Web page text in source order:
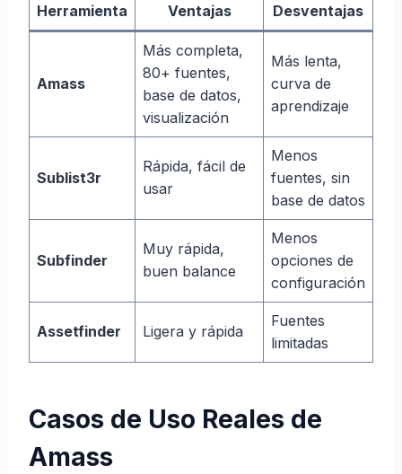
Herramienta Ventajas Desventajas
Amass
Más completa,
80+ fuentes,
base de datos,
visualización
Más lenta,
curva de
aprendizaje
Sublist3r
Rápida, fácil de
usar
Menos
fuentes, sin
base de datos
Subfinder
Muy rápida,
buen balance
Menos
opciones de
configuración
Assetfinder Ligera y rápida
Fuentes
limitadas
Casos de Uso Reales de
Amass